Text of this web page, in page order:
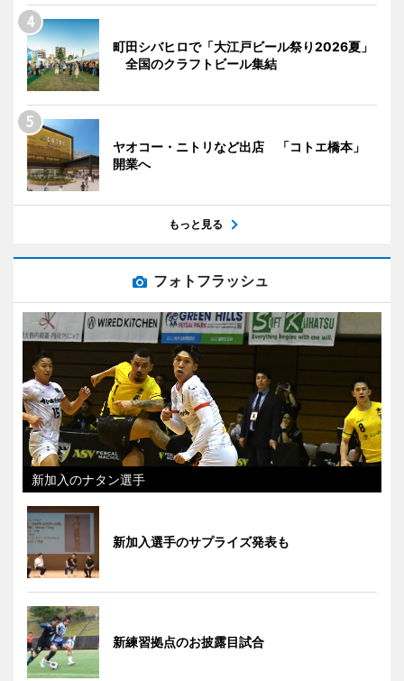
町田シバヒロで「大江戸ビール祭り2026夏」
全国のクラフトビール集結
ヤオコー・ニトリなど出店 「コトエ橋本」
開業へ
もっと見る
フォトフラッシュ
新加入のナタン選手
新加入選手のサプライズ発表も
新練習拠点のお披露目試合